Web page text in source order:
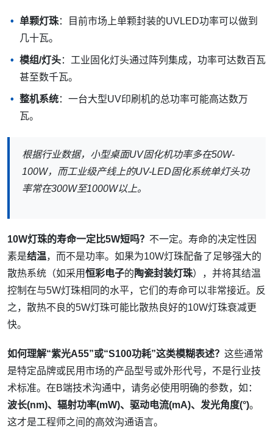
单颗灯珠：目前市场上单颗封装的UVLED功率可以做到
几十瓦。
模组/灯头：工业固化灯头通过阵列集成，功率可达数百瓦
甚至数千瓦。
整机系统：一台大型UV印刷机的总功率可能高达数万
瓦。
根据行业数据，小型桌面UV固化机功率多在50W-
100W，而工业级产线上的UV-LED固化系统单灯头功
率常在300W至1000W以上。
10W灯珠的寿命一定比5W短吗？ 不一定。寿命的决定性因
素是结温，而不是功率。如果为10W灯珠配备了足够强大的
散热系统（如采用恒彩电子的陶瓷封装灯珠），并将其结温
控制在与5W灯珠相同的水平，它们的寿命可以非常接近。反
之，散热不良的5W灯珠可能比散热良好的10W灯珠衰减更
快。
如何理解“紫光A55”或“S100功耗”这类模糊表述？ 这些通常
是特定品牌或民用市场的产品型号或外形代号，不是行业技
术标准。在B端技术沟通中，请务必使用明确的参数，如：
波长(nm)、辐射功率(mW)、驱动电流(mA)、发光角度(°)。
这才是工程师之间的高效沟通语言。